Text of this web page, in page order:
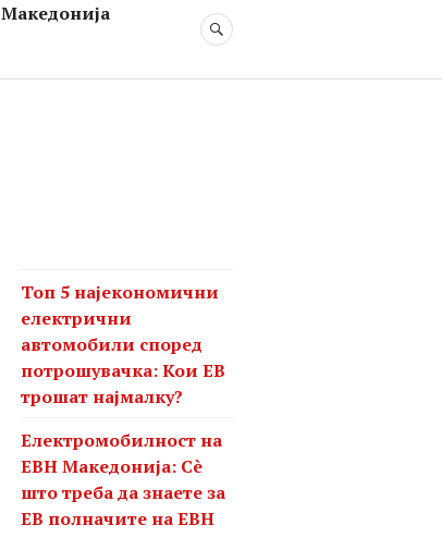
SEARCH
Топ 5 најекономични
електрични
автомобили според
потрошувачка: Кои ЕВ
трошат најмалку?
Електромобилност на
ЕВН Македонија: Сè
што треба да знаете за
ЕВ полначите на ЕВН